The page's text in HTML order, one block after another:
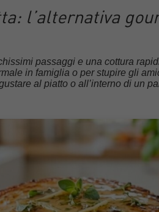
l’alternativa
passaggi e una cottura
in famiglia o per stupire gli
al piatto o all’interno di un